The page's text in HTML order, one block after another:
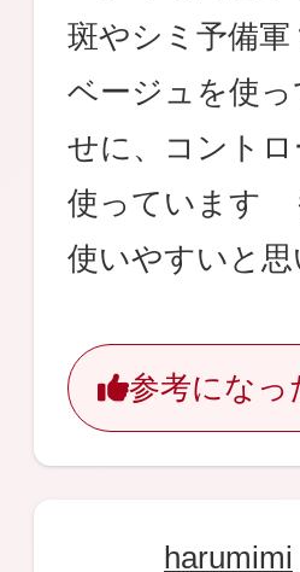
斑やシミ予備
ベージュを使
せに、コント
使っています
使いやすいと思
参考になっ
harumimi